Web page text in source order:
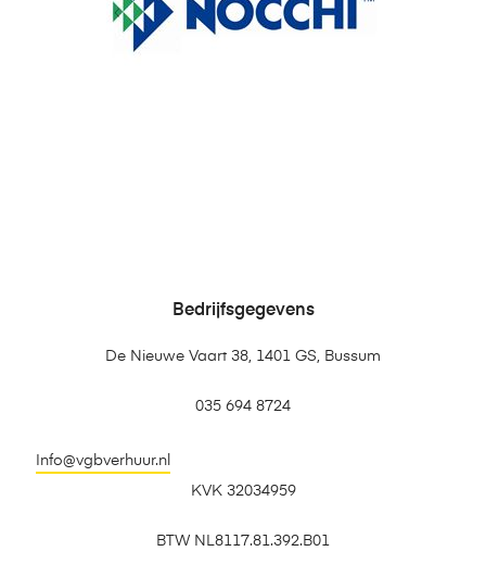
Bedrijfsgegevens
De Nieuwe Vaart 38, 1401 GS, Bussum
035 694 8724
Info@vgbverhuur.nl
KVK 32034959
BTW NL8117.81.392.B01